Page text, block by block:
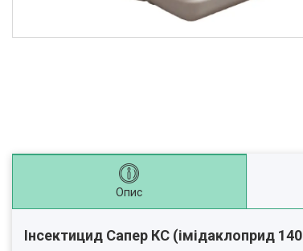
Опис
Інсектицид Сапер КС (імідаклоприд